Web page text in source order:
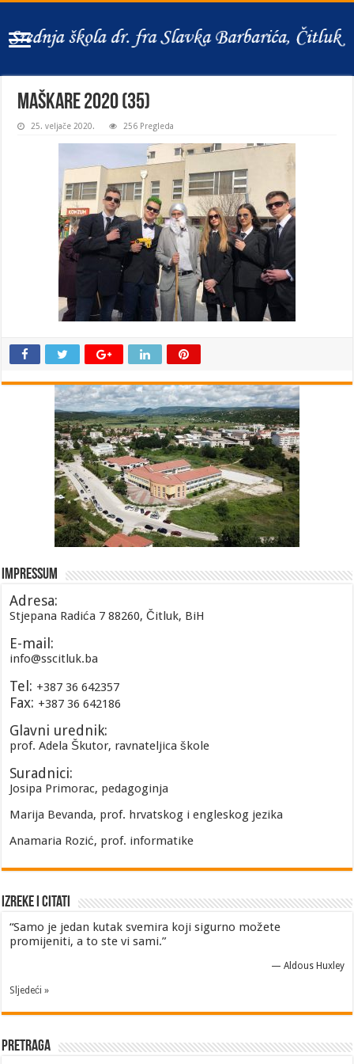
Maškare 2020 (35)
25. veljače 2020. 256 Pregleda
Impressum
Adresa:
Stjepana Radića 7 88260, Čitluk, BiH
E-mail:
info@sscitluk.ba
Tel: +387 36 642357
Fax: +387 36 642186
Glavni urednik:
prof. Adela Škutor, ravnateljica škole
Suradnici:
Josipa Primorac, pedagoginja
Marija Bevanda, prof. hrvatskog i engleskog jezika
Anamaria Rozić, prof. informatike
Izreke i Citati
“Samo je jedan kutak svemira koji sigurno možete
promijeniti, a to ste vi sami.”
— Aldous Huxley
Sljedeći »
Pretraga